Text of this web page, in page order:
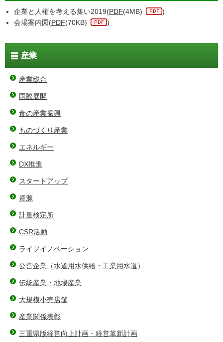
企業と人権を考える集い2019(PDF(4MB)
)
会場案内図(PDF(70KB) )
産業
産業総合
国際展開
食の産業振興
ものづくり産業
エネルギー
DX推進
スタートアップ
資源
計量検定所
CSR活動
ライフイノベーション
公営企業（水道用水供給・工業用水道）
伝統産業・地場産業
大規模小売店舗
産業関係表彰
三重県版経営向上計画・経営革新計画